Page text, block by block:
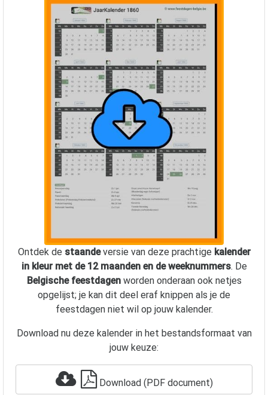
Ontdek de staandeversie van deze prachtige kalender
in kleur met de 12 maanden en de weeknummers. De
Belgische feestdagenworden onderaan ook netjes
opgelijst; je kan dit deel eraf knippen als je de
feestdagen niet wil op jouw kalender.
Download nu deze kalender in het bestandsformaat van
jouw keuze:
Download (PDF document)